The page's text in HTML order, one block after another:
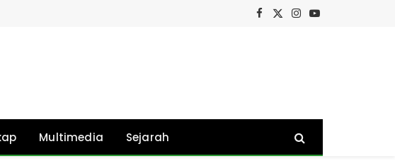
Facebook
X
Instagram
YouTube
Multimedia Sejarah